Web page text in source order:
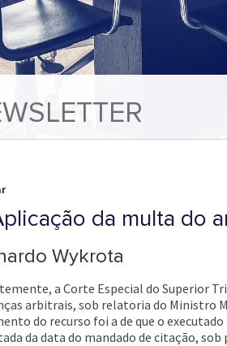
da multa do
Wykrota
a Corte Especial do Superior
arbitrais, sob relatoria do Ministro
do recurso foi a de que o
da data do mandado de citação,